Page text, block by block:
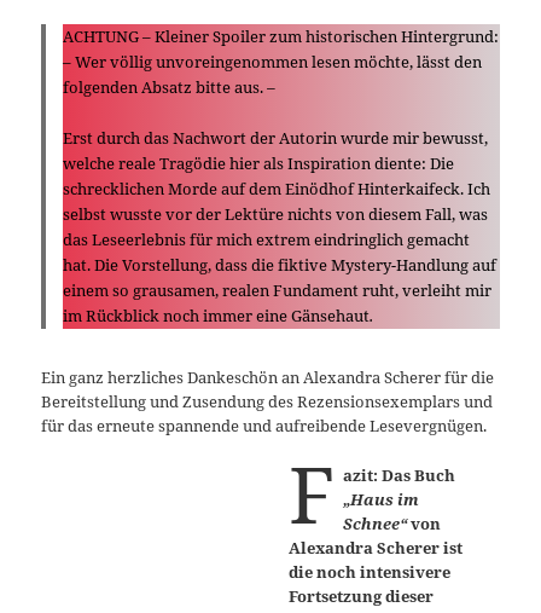
ACHTUNG – Kleiner Spoiler zum historischen Hintergrund:
– Wer völlig unvoreingenommen lesen möchte, lässt den
folgenden Absatz bitte aus.–
Erst durch das Nachwort der Autorin wurde mir bewusst,
welche reale Tragödie hier als Inspiration diente: Die
schrecklichen Morde auf dem EinödhofHinterkaifeck. Ich
selbst wusste vor der Lektüre nichts von diesem Fall, was
das Leseerlebnis für mich extrem eindringlich gemacht
hat. Die Vorstellung, dass die fiktive Mystery-Handlung auf
einem so grausamen, realen Fundament ruht, verleiht mir
im Rückblick noch immer eine Gänsehaut.
Ein ganz herzliches Dankeschön an Alexandra Scherer für die
Bereitstellung und Zusendung des Rezensionsexemplars und
für das erneute spannende und aufreibende Lesevergnügen.
F azit: Das Buch
„Haus im
Schnee“von
Alexandra Scherer ist
die noch intensivere
Fortsetzung dieser